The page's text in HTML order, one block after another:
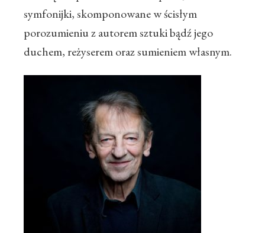
symfonijki, skomponowane w ścisłym
porozumieniu z autorem sztuki bądź jego
duchem, reżyserem oraz sumieniem własnym.